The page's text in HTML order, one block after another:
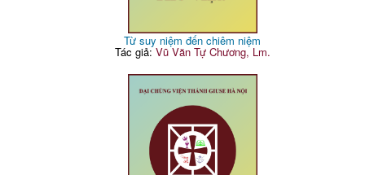
Từ suy niệm đến chiêm niệm
Tác giả:Vũ Văn Tự Chương, Lm.